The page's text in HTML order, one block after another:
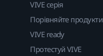
VIVE серія
Порівняйте продукти
VIVE ready
Протестуй VIVE